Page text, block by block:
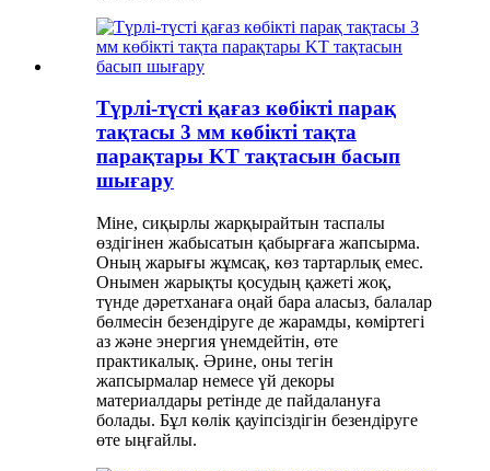
Түрлі-түсті қағаз көбікті парақ
тақтасы 3 мм көбікті тақта
парақтары KT тақтасын басып
шығару
Міне, сиқырлы жарқырайтын таспалы
өздігінен жабысатын қабырғаға жапсырма.
Оның жарығы жұмсақ, көз тартарлық емес.
Онымен жарықты қосудың қажеті жоқ,
түнде дәретханаға оңай бара аласыз, балалар
бөлмесін безендіруге де жарамды, көміртегі
аз және энергия үнемдейтін, өте
практикалық. Әрине, оны тегін
жапсырмалар немесе үй декоры
материалдары ретінде де пайдалануға
болады. Бұл көлік қауіпсіздігін безендіруге
өте ыңғайлы.